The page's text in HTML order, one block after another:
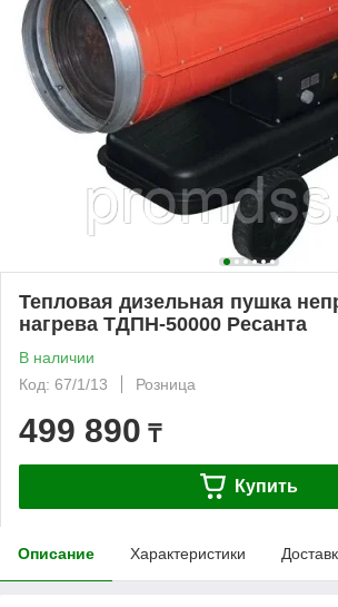
Тепловая дизельная пушка
нагрева ТДПН-50000 Ресанта
В наличии
Код: 67/1/13
Розница
499 890 ₸
Купить
Описание Характеристики